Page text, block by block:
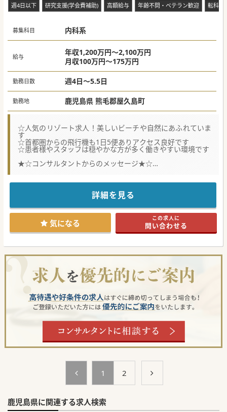
週4日以下 研究支援(学会費補助) 高額給与 年齢不問・ベテラン歓迎 転科OK
募集科目 内科系
給与
年収1,200万円～2,100万円
月収100万円～175万円
勤務日数 週4日～5.5日
勤務地 鹿児島県 熊毛郡屋久島町
☆人気のリゾート求人！美しいビーチや自然にあふれていま
す
☆首都圏からの飛行機も1日5便ありアクセス良好です
☆患者様やスタッフは穏やかな方が多く働きやすい環境です
★☆コンサルタントからのメッセージ★☆
温暖な気候、豊かな自然が魅力のリゾート求人です。
先生にオススメの求人です。
遠方から転居される場合でも、費用のご相談は可能でござい
少しでもご興味がございましたら、お気軽にお問合せくださ
い。
#秋入職可
詳細を見る
気になる この求人に
問い合わせる
1 2
鹿児島県に関連する求人検索